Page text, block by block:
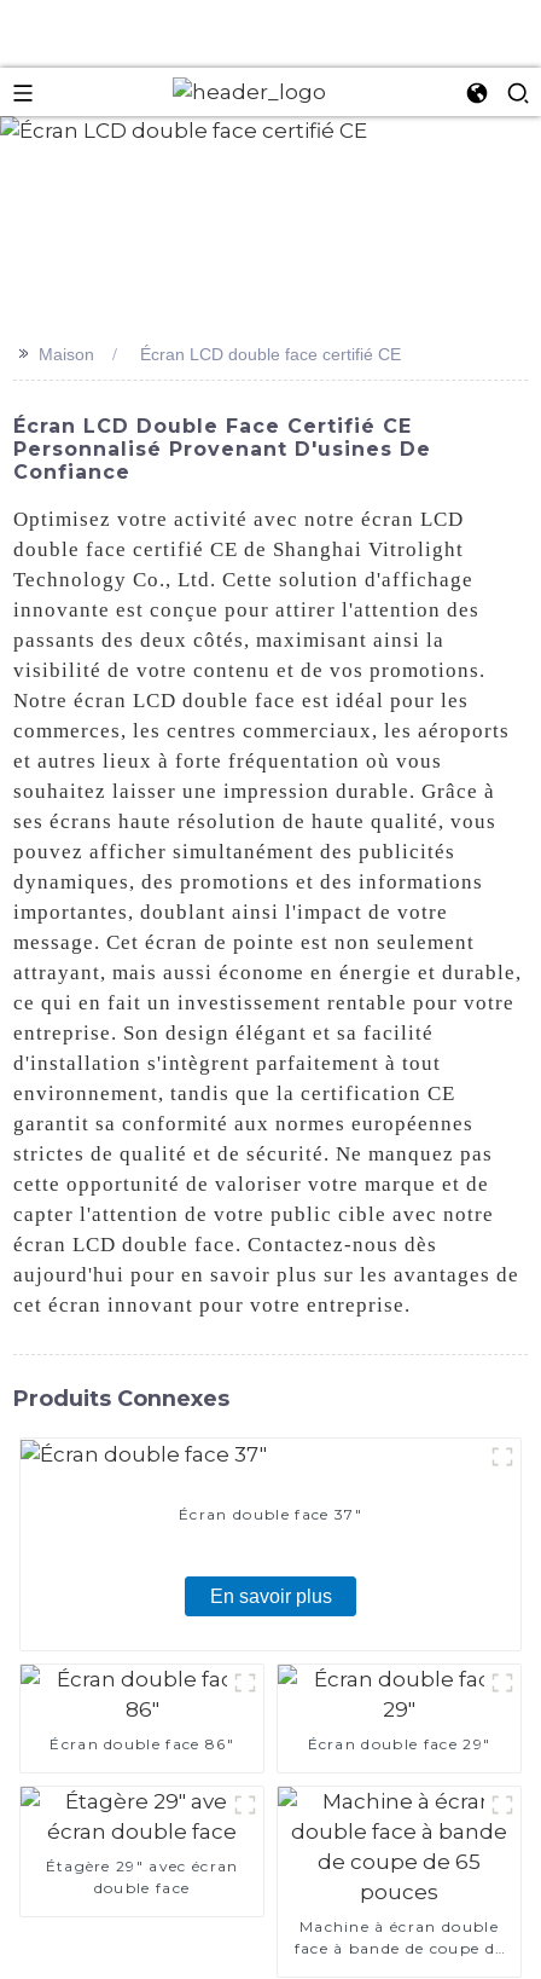
>> Maison Écran LCD double face certifié CE
Écran LCD Double Face Certifié CE
Personnalisé Provenant D'usines De
Confiance
Optimisez votre activité avec notre écran LCD
double face certifié CE de Shanghai Vitrolight
Technology Co., Ltd. Cette solution d'affichage
innovante est conçue pour attirer l'attention des
passants des deux côtés, maximisant ainsi la
visibilité de votre contenu et de vos promotions.
Notre écran LCD double face est idéal pour les
commerces, les centres commerciaux, les aéroports
et autres lieux à forte fréquentation où vous
souhaitez laisser une impression durable. Grâce à
ses écrans haute résolution de haute qualité, vous
pouvez afficher simultanément des publicités
dynamiques, des promotions et des informations
importantes, doublant ainsi l'impact de votre
message. Cet écran de pointe est non seulement
attrayant, mais aussi économe en énergie et durable,
ce qui en fait un investissement rentable pour votre
entreprise. Son design élégant et sa facilité
d'installation s'intègrent parfaitement à tout
environnement, tandis que la certification CE
garantit sa conformité aux normes européennes
strictes de qualité et de sécurité. Ne manquez pas
cette opportunité de valoriser votre marque et de
capter l'attention de votre public cible avec notre
écran LCD double face. Contactez-nous dès
aujourd'hui pour en savoir plus sur les avantages de
cet écran innovant pour votre entreprise.
Produits Connexes
Écran double face 37"
En savoir plus
Écran double face 86" Écran double face 29"
Étagère 29" avec écran
double face
Machine à écran double
face à bande de coupe de